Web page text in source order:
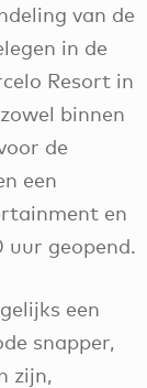
van de
in de
Resort in
binnen
de
een
en
geopend.
een
snapper,
zijn,